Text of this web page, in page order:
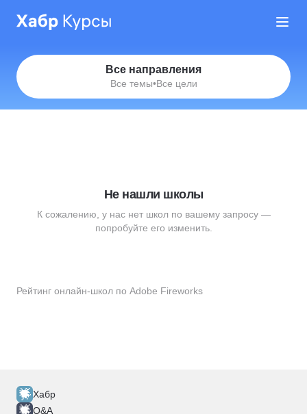
Все направления
Все темы•Все цели
Рейтинг онлайн-школ по Adobe Fireworks
Не нашли школы
К сожалению, у нас нет школ по вашему запросу —
попробуйте его изменить.
Хабр
Q&A